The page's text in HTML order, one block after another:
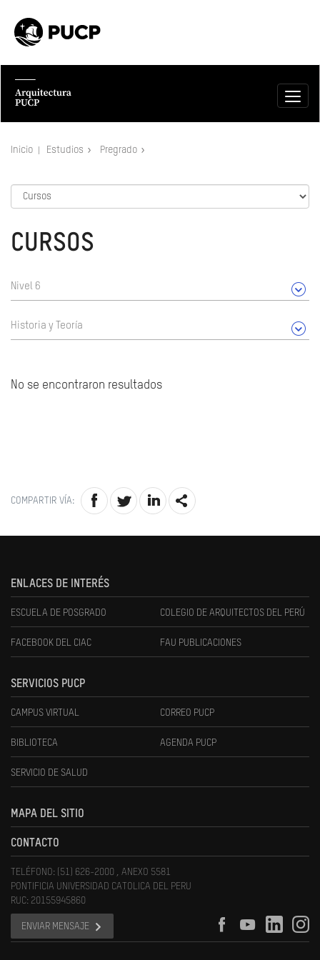
Inicio Estudios Pregrado
CURSOS
Nivel 6
Historia y Teoría
No se encontraron resultados
COMPARTIR VÍA:
ENLACES DE INTERÉS
ESCUELA DE POSGRADO COLEGIO DE ARQUITECTOS DEL PERÚ
FACEBOOK DEL CIAC FAU PUBLICACIONES
SERVICIOS PUCP
CAMPUS VIRTUAL CORREO PUCP
BIBLIOTECA AGENDA PUCP
SERVICIO DE SALUD
MAPA DEL SITIO
CONTACTO
TELÉFONO: (51) 626-2000 , ANEXO 5581
PONTIFICIA UNIVERSIDAD CATOLICA DEL PERU
RUC: 20155945860
ENVIAR MENSAJE